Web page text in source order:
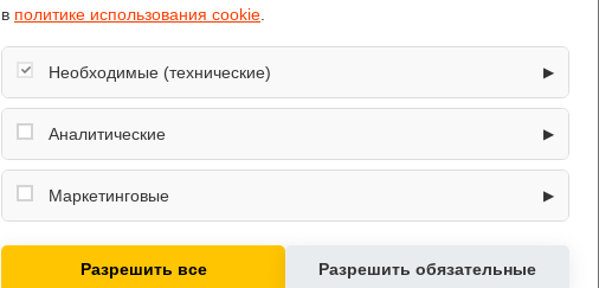
Vekta
124.6
белый
в политике использования cookie
Необходимые (технические) ▶
Обеспечивают корректную работу сайта: оформление заказа, корзина,
вход в личный кабинет. Без них основные функции могут быть
Аналитические ▶
Собирают обезличенную информацию о посещениях и использовании
сайта (например, счётчики аналитики), помогают улучшать интерфейс и
Маркетинговые ▶
Разрешить все Разрешить обязательные